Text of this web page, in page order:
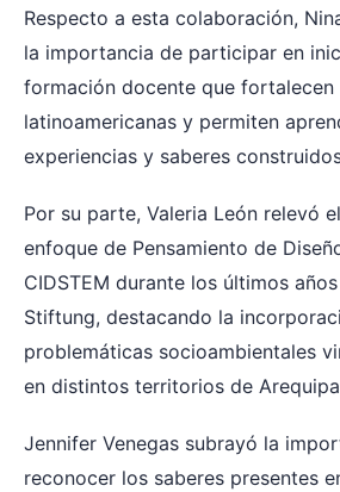
Respecto a esta colaboración,
la importancia de participar en
formación docente que fortalecen
latinoamericanas y permiten
experiencias y saberes
Por su parte, Valeria León relevó
enfoque de Pensamiento de
CIDSTEM durante los últimos
Stiftung, destacando la
problemáticas socioambientales
en distintos territorios de
Jennifer Venegas subrayó la
reconocer los saberes presentes